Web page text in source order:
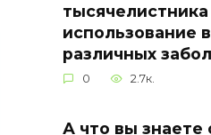
тысячелистника
использование
различных
0 2.7к.
А что вы знаете